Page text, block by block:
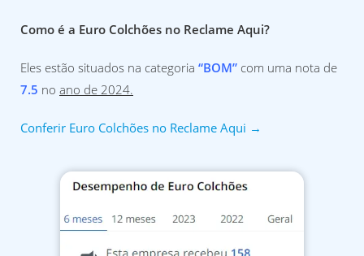
Como é a Euro Colchões no Reclame Aqui?
Eles estão situados na categoria “BOM” com uma nota de
7.5 no ano de 2024.
Conferir Euro Colchões no Reclame Aqui →